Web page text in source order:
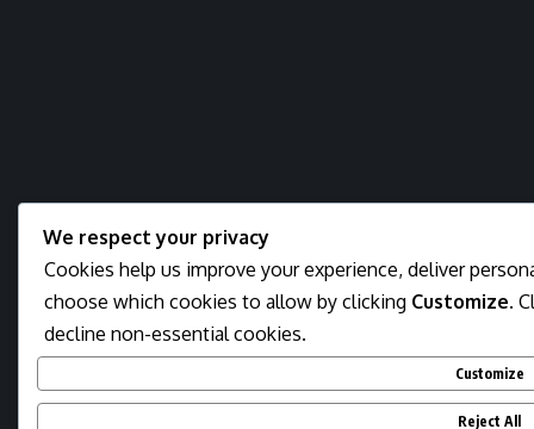
We respect your privacy
Cookies help us improve your experience, deliver
choose which cookies to allow by clicking Customize.
decline non-essential cookies.
Customize
Reject All